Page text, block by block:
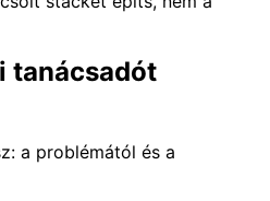
tanácsadót
a problémától és a